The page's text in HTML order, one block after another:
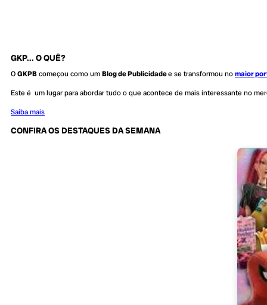
GKP... O QUÊ?
OGKPBcomeçou como umBlog de Publicidadee se transformou nomaior
Este é um lugar para abordar tudo o que acontece de mais interessante no
Saiba mais
CONFIRA OS DESTAQUES DA SEMANA